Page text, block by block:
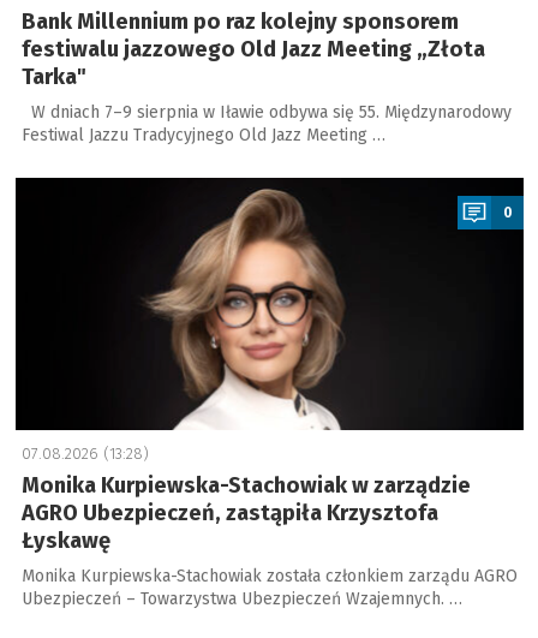
Bank Millennium po raz kolejny sponsorem
festiwalu jazzowego Old Jazz Meeting „Złota
Tarka"
W dniach 7–9 sierpnia w Iławie odbywa się 55. Międzynarodowy
Festiwal Jazzu Tradycyjnego Old Jazz Meeting …
a
0
07.08.2026 (13:28)
Monika Kurpiewska-Stachowiak w zarządzie
AGRO Ubezpieczeń, zastąpiła Krzysztofa
Łyskawę
Monika Kurpiewska-Stachowiak została członkiem zarządu AGRO
Ubezpieczeń – Towarzystwa Ubezpieczeń Wzajemnych. …